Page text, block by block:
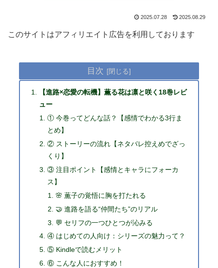
2025.07.28 2025.08.29
このサイトはアフィリエイト広告を利用しております
目次
【進路×恋愛の転機】薫る花は凛と咲く18巻レビ
ュー
① 今巻ってどんな話？【感情でわかる3行ま
とめ】
② ストーリーの流れ【ネタバレ控えめでざっ
くり】
③ 注目ポイント【感情とキャラにフォーカ
ス】
🌸 薫子の覚悟に胸を打たれる
🤝 進路を語る“仲間たち”のリアル
💬 セリフの一つひとつが沁みる
④ はじめての人向け：シリーズの魅力って？
⑤ Kindleで読むメリット
⑥ こんな人におすすめ！